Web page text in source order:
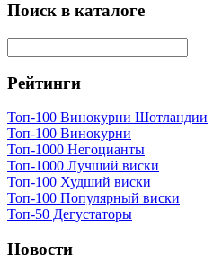
Поиск в каталоге
Рейтинги
Топ-100 Винокурни Шотландии
Топ-100 Винокурни
Топ-1000 Негоцианты
Топ-1000 Лучший виски
Топ-100 Худший виски
Топ-100 Популярный виски
Топ-50 Дегустаторы
Новости